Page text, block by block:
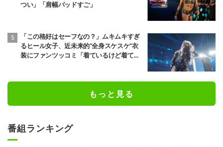
つい」「肩幅パッドすご」
「この格好はセーフなの？」ムキムキすぎ
るヒール女子、近未来的“全身スケスケ”衣
装にファンツッコミ「着ているけど着てい
もっと見る
番組ランキング